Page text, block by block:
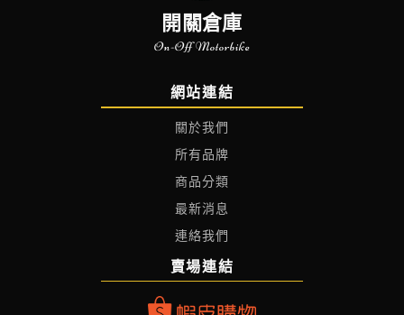
開關倉庫
On-Off Motorbike
網站連結
關於我們
所有品牌
商品分類
最新消息
連絡我們
賣場連結